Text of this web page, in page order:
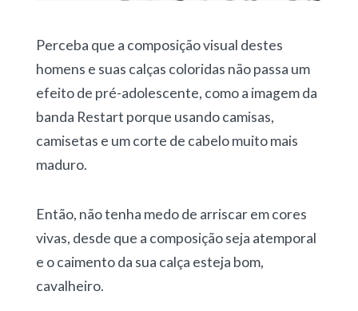
Perceba que a composição visual destes
homens e suas calças coloridas não passa um
efeito de pré-adolescente, como a imagem da
banda Restart porque usando camisas,
camisetas e um corte de cabelo muito mais
maduro.
Então, não tenha medo de arriscar em cores
vivas, desde que a composição seja atemporal
e o caimento da sua calça esteja bom,
cavalheiro.